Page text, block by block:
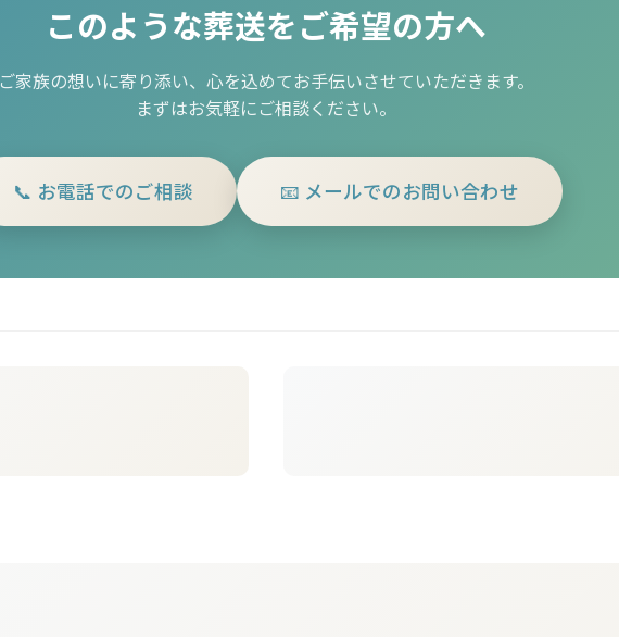
このような葬送をご希望の方へ
ご家族の想いに寄り添い、心を込めてお手伝いさせていただきます。
まずはお気軽にご相談ください。
📞 お電話でのご相談 📧 メールでのお問い合わせ